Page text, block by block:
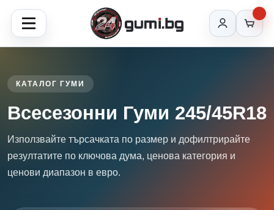
КАТАЛОГ ГУМИ
Всесезонни Гуми 245/45R18
Използвайте търсачката по размер и дофилтрирайте
резултатите по ключова дума, ценова категория и
ценови диапазон в евро.